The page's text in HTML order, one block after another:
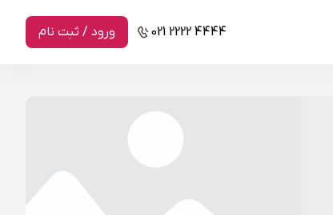
021 2222 4444 ورود / ثبت نام